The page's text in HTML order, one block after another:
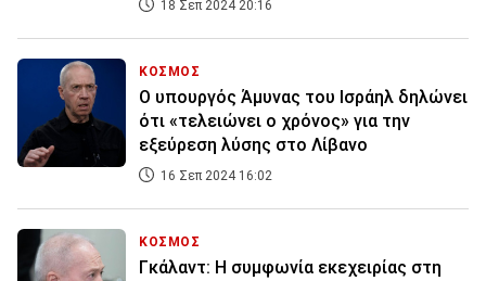
18 Σεπ 2024 20:16
ΚΟΣΜΟΣ
Ο υπουργός Άμυνας του Ισράηλ δηλώνει
ότι «τελειώνει ο χρόνος» για την
εξεύρεση λύσης στο Λίβανο
16 Σεπ 2024 16:02
ΚΟΣΜΟΣ
Γκάλαντ: Η συμφωνία εκεχειρίας στη